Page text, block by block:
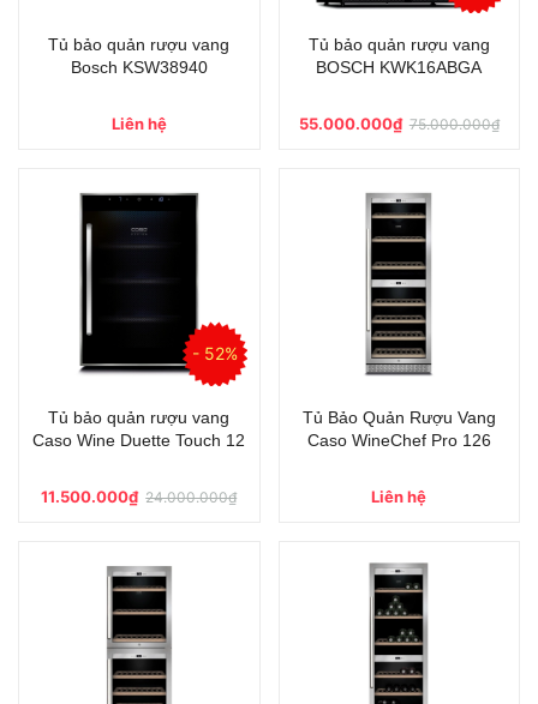
Tủ bảo quản rượu vang
Bosch KSW38940
Liên hệ
Tủ bảo quản rượu vang
BOSCH KWK16ABGA
55.000.000₫ 75.000.000₫
- 52%
Tủ bảo quản rượu vang
Caso Wine Duette Touch 12
11.500.000₫24.000.000₫
Tủ Bảo Quản Rượu Vang
Caso WineChef Pro 126
Liên hệ